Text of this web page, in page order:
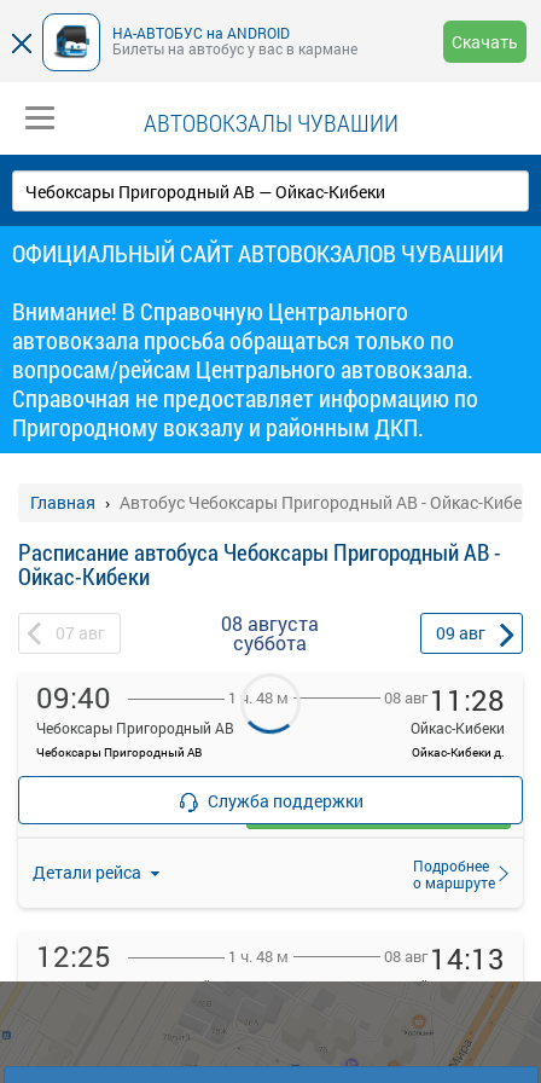
НА-АВТОБУС на ANDROID
Билеты на автобус у вас в кармане
Скачать
АВТОВОКЗАЛЫ ЧУВАШИИ
ОФИЦИАЛЬНЫЙ САЙТ АВТОВОКЗАЛОВ ЧУВАШИИ
Внимание! В Справочную Центрального
автовокзала просьба обращаться только по
вопросам/рейсам Центрального автовокзала.
Справочная не предоставляет информацию по
Пригородному вокзалу и районным ДКП.
Главная Автобус Чебоксары Пригородный АВ - Ойкас-Кибеки
Расписание автобуса Чебоксары Пригородный АВ -
Ойкас-Кибеки
07 авг 08 августа
суббота 09 авг
09:40
Чебоксары Пригородный АВ
Чебоксары Пригородный АВ
1 ч. 48 м 08 авг 11:28
Ойкас-Кибеки
Ойкас-Кибеки д.
Детали рейса
Подробнее
о маршруте
—
Загрузить цену
12:25
Чебоксары Пригородный АВ
Чебоксары Пригородный АВ
1 ч. 48 м 08 авг 14:13
Ойкас-Кибеки
Ойкас-Кибеки д.
Свободных мест больше 3-х
Выбрать
Служба поддержки